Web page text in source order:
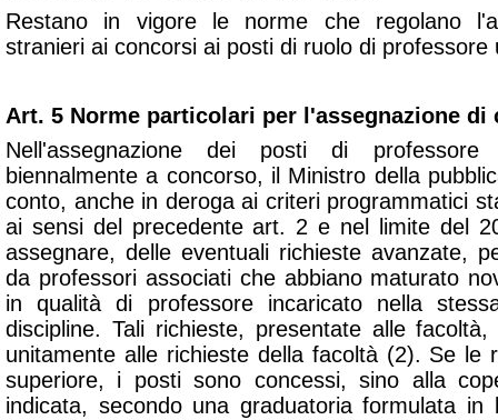
Restano in vigore le norme che regolano
stranieri ai concorsi ai posti di ruolo di professore
Art. 5 Norme particolari per l'assegnazione
Nell'assegnazione dei posti di
biennalmente a concorso, il Ministro della
conto, anche in deroga ai criteri programmatici
ai sensi del precedente art. 2 e nel limite del
assegnare, delle eventuali richieste avanzate,
da professori associati che abbiano maturato
in qualità di professore incaricato nella
discipline. Tali richieste, presentate alle
unitamente alle richieste della facoltà (2). Se le
superiore, i posti sono concessi, sino alla
indicata, secondo una graduatoria formulata